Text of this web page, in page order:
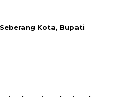
Kota, Bupati